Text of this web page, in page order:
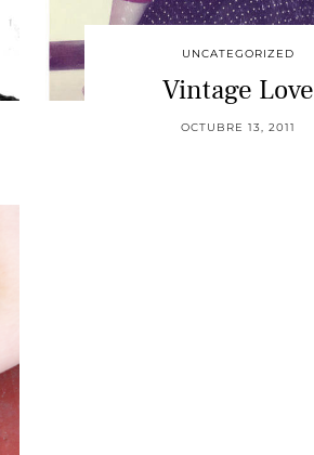
UNCATEGORIZED
Vintage Love
OCTUBRE 13, 2011